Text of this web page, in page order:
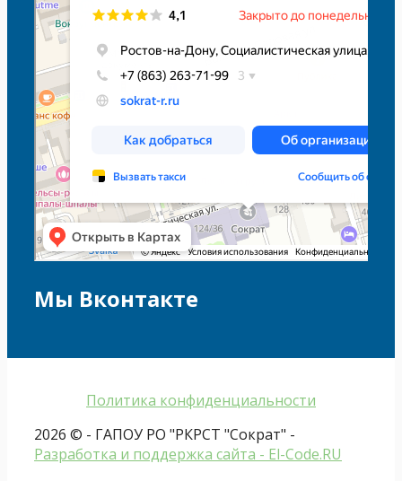
Мы Вконтакте
Политика конфиденциальности
2026 © - ГАПОУ РО "РКРСТ "Сократ" -
Разработка и поддержка сайта - El-Code.RU